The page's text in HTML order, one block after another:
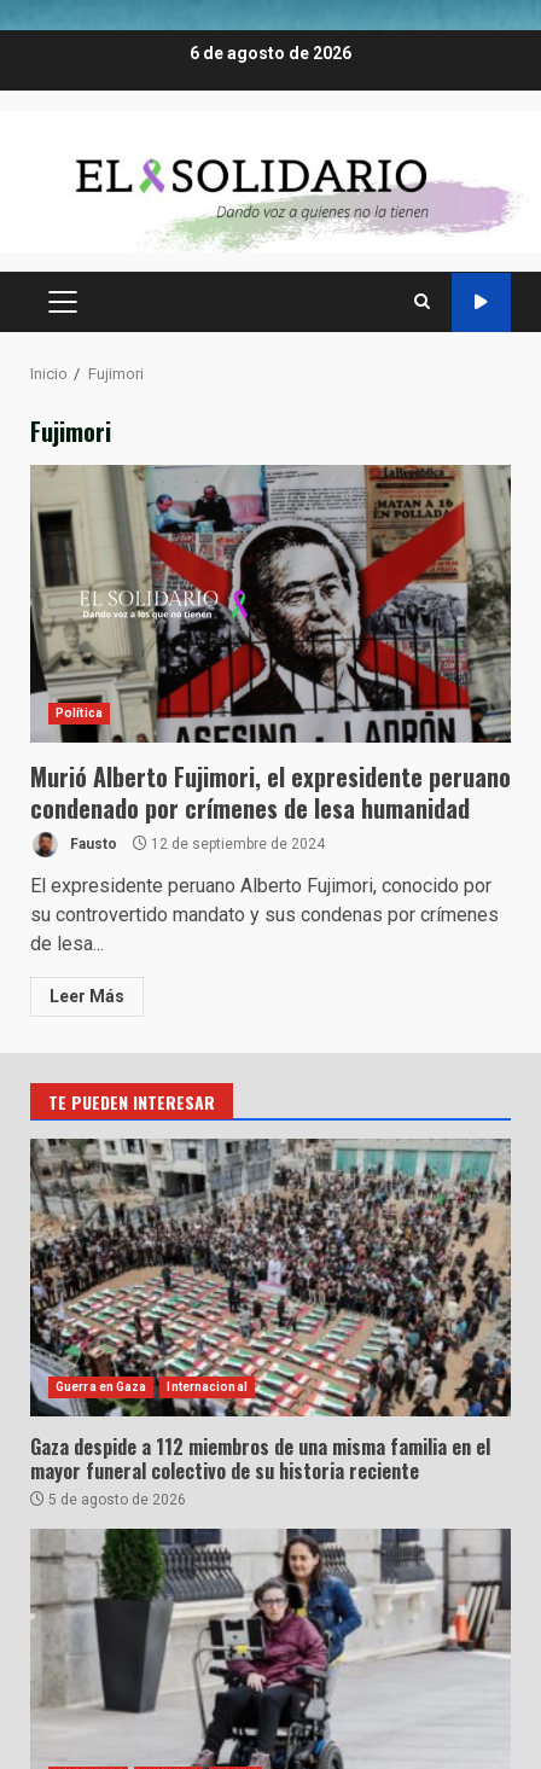
6 de agosto de 2026
MENÚ
Inicio Fujimori
Fujimori
Política
Murió Alberto Fujimori, el expresidente peruano
condenado por crímenes de lesa humanidad
Fausto 12 de septiembre de 2024
El expresidente peruano Alberto Fujimori, conocido por
su controvertido mandato y sus condenas por crímenes
de lesa...
Leer Más
TE PUEDEN INTERESAR
Guerra en Gaza Internacional
Gaza despide a 112 miembros de una misma familia en el
mayor funeral colectivo de su historia reciente
5 de agosto de 2026